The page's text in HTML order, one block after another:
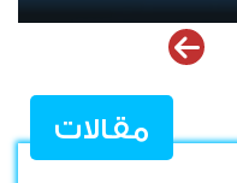
مقالات